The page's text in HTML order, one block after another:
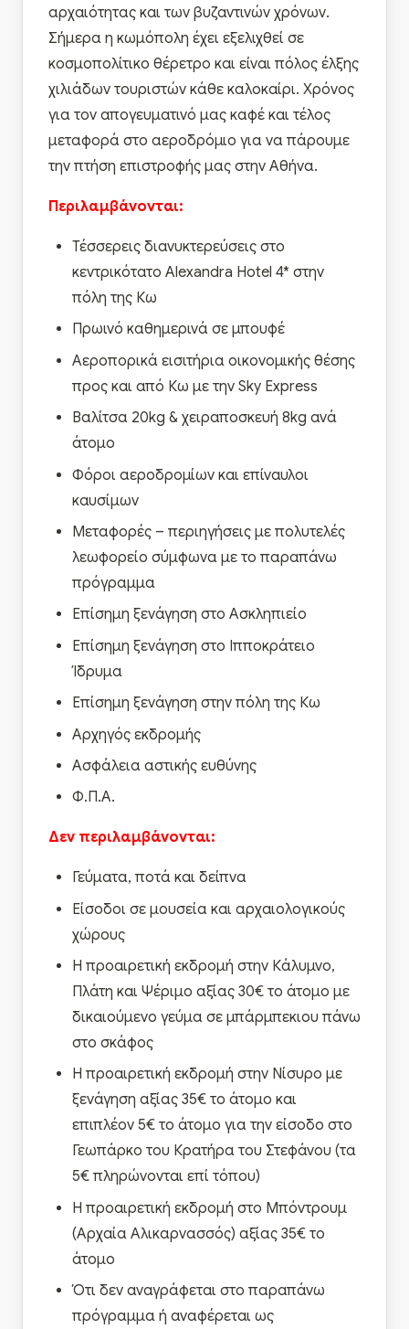
αρχαιότητας και των βυζαντινών χρόνων.
Σήμερα η κωμόπολη έχει εξελιχθεί σε
κοσμοπολίτικο θέρετρο και είναι πόλος έλξης
χιλιάδων τουριστών κάθε καλοκαίρι. Χρόνος
για τον απογευματινό μας καφέ και τέλος
μεταφορά στο αεροδρόμιο για να πάρουμε
την πτήση επιστροφής μας στην Αθήνα.
Περιλαμβάνονται:
Τέσσερεις διανυκτερεύσεις στο
κεντρικότατο Alexandra Hotel 4* στην
πόλη της Κω
Πρωινό καθημερινά σε μπουφέ
Αεροπορικά εισιτήρια οικονομικής θέσης
προς και από Κω με την Sky Express
Βαλίτσα 20kg & χειραποσκευή 8kg ανά
άτομο
Φόροι αεροδρομίων και επίναυλοι
καυσίμων
Μεταφορές – περιηγήσεις με πολυτελές
λεωφορείο σύμφωνα με το παραπάνω
πρόγραμμα
Επίσημη ξενάγηση στο Ασκληπιείο
Επίσημη ξενάγηση στο Ιπποκράτειο
Ίδρυμα
Επίσημη ξενάγηση στην πόλη της Κω
Αρχηγός εκδρομής
Ασφάλεια αστικής ευθύνης
Φ.Π.Α.
Δεν περιλαμβάνονται:
Γεύματα, ποτά και δείπνα
Είσοδοι σε μουσεία και αρχαιολογικούς
χώρους
Η προαιρετική εκδρομή στην Κάλυμνο,
Πλάτη και Ψέριμο αξίας 30€ το άτομο με
δικαιούμενο γεύμα σε μπάρμπεκιου πάνω
στο σκάφος
Η προαιρετική εκδρομή στην Νίσυρο με
ξενάγηση αξίας 35€ το άτομο και
επιπλέον 5€ το άτομο για την είσοδο στο
Γεωπάρκο του Κρατήρα του Στεφάνου (τα
5€ πληρώνονται επί τόπου)
Η προαιρετική εκδρομή στο Μπόντρουμ
(Αρχαία Αλικαρνασσός) αξίας 35€ το
άτομο
Ότι δεν αναγράφεται στο παραπάνω
πρόγραμμα ή αναφέρεται ως